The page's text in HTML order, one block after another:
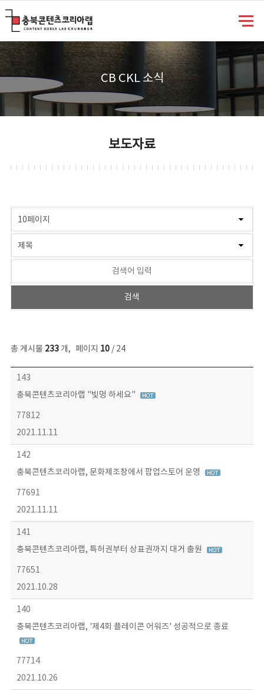
CB CKL 소식
보도자료
총 게시물 233개, 페이지 10/ 24
보도자료 목록 - 번호, 제목, 작성자, 파일, 조회수, 작성일 정보 제공
143
충북콘텐츠코리아랩 "빛멍 하세요"
77812
2021.11.11
142
충북콘텐츠코리아랩, 문화제조창에서 팝업스토어 운영
77691
2021.11.11
141
충북콘텐츠코리아랩, 특허권부터 상표권까지 대거 출원
77651
2021.10.28
140
충북콘텐츠코리아랩, '제4회 플레이콘 어워즈' 성공적으로 종료
77714
2021.10.26